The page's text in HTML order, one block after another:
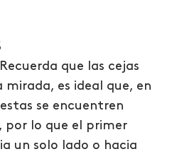
que las cejas
es ideal que, en
se encuentren
por lo que el primer
un solo lado o hacia